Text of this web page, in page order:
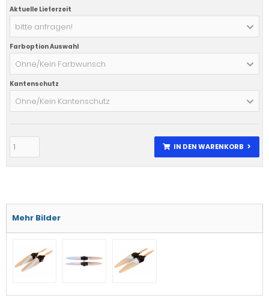
Aktuelle Lieferzeit
bitte anfragen!
Farboption Auswahl
Ohne/Kein Farbwunsch
Kantenschutz
Ohne/Kein Kantenschutz
IN DEN WARENKORB
Mehr Bilder